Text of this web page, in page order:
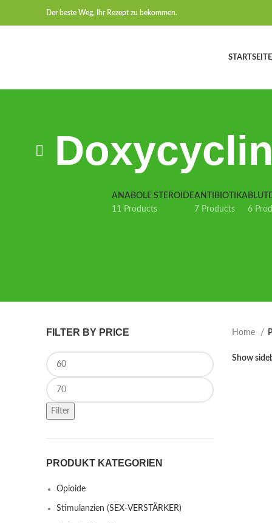
Der beste Weg, Ihr Rezept zu bekommen.
STARTSEITE
ANABOLE STEROIDE
11 Products
ANTIBIOTIKA
7 Products
6
FILTER BY PRICE
Min price
Max price
Filter
PRODUKT KATEGORIEN
Opioide
Stimulanzien (SEX-VERSTÄRKER)
Home
Show